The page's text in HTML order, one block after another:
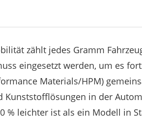
zählt jedes Gramm
eingesetzt werden, um es
Materials/HPM)
Kunststofflösungen in der
% leichter ist als ein Modell in